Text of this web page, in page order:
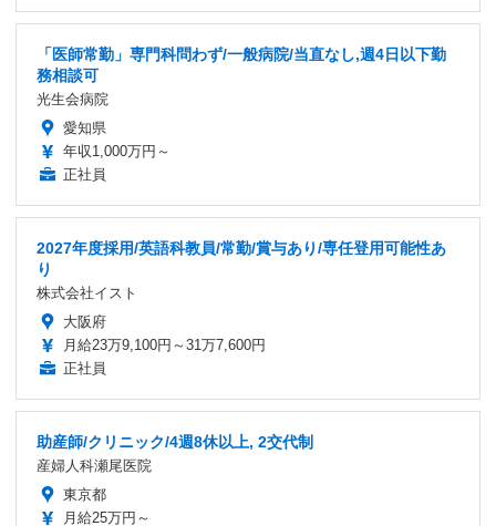
「医師常勤」専門科問わず/一般病院/当直なし,週4日以下勤
務相談可
光生会病院
愛知県
年収1,000万円～
正社員
2027年度採用/英語科教員/常勤/賞与あり/専任登用可能性あ
り
株式会社イスト
大阪府
月給23万9,100円～31万7,600円
正社員
助産師/クリニック/4週8休以上, 2交代制
産婦人科瀬尾医院
東京都
月給25万円～